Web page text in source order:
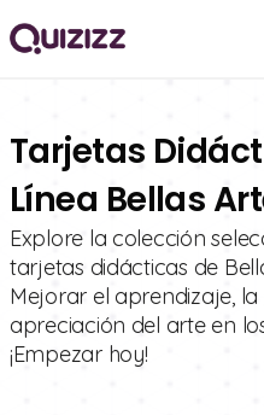
Tarjetas
Línea Bellas
Explore la colección
tarjetas didácticas de
Mejorar el aprendizaje,
apreciación del arte en
¡Empezar hoy!